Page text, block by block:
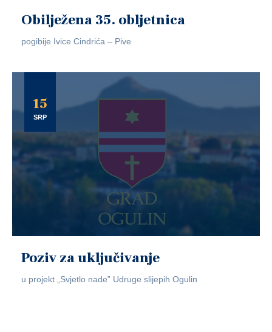
Obilježena 35. obljetnica
pogibije Ivice Cindrića – Pive
15
SRP
Poziv za uključivanje
u projekt „Svjetlo nade” Udruge slijepih Ogulin